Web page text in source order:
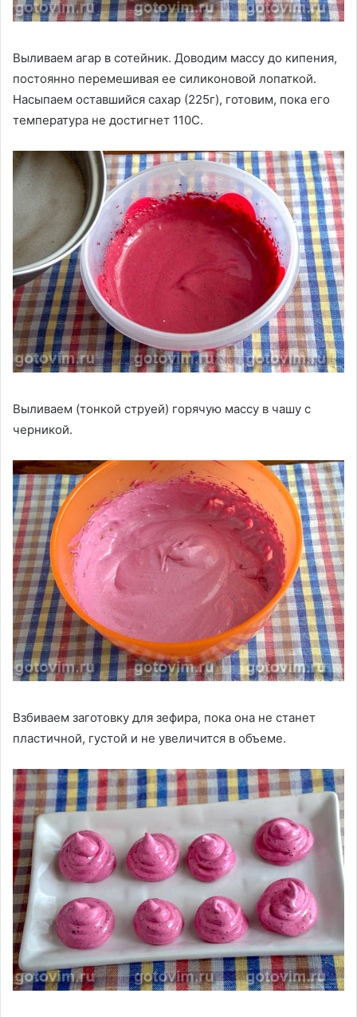
Выливаем агар в сотейник. Доводим массу до кипения,
постоянно перемешивая ее силиконовой лопаткой.
Насыпаем оставшийся сахар (225г), готовим, пока его
температура не достигнет 110С.
Выливаем (тонкой струей) горячую массу в чашу с
черникой.
Взбиваем заготовку для зефира, пока она не станет
пластичной, густой и не увеличится в объеме.